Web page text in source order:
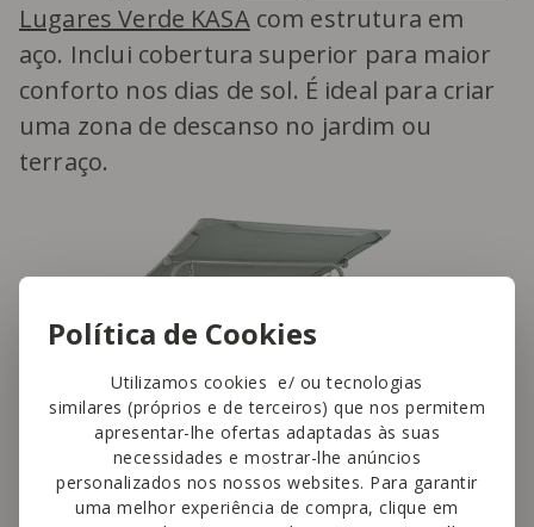
Política de Cookies
Utilizamos cookies e/ ou tecnologias
similares (próprios e de terceiros) que nos permitem
apresentar-lhe ofertas adaptadas às suas
necessidades e mostrar-lhe anúncios
personalizados nos nossos websites. Para garantir
uma melhor experiência de compra, clique em
Lugares Verde KASAcom estrutura em
aço. Inclui cobertura superior para maior
conforto nos dias de sol. É ideal para criar
uma zona de descanso no jardim ou
terraço.